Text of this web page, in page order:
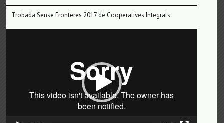
Trobada Sense Fronteres 2017 de Cooperatives Integrals